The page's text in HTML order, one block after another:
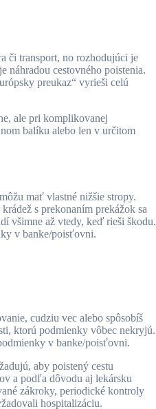
či transport, no rozhodujúci je
náhradou cestovného poistenia.
preukaz“ vyrieši celú
ale pri komplikovanej
balíku alebo len v určitom
mať vlastné nižšie stropy.
s prekonaním prekážok sa
všimne až vtedy, keď rieši škodu.
v banke/poisťovni.
cudziu vec alebo spôsobíš
ktorú podmienky vôbec nekryjú.
v banke/poisťovni.
aby poistený cestu
a podľa dôvodu aj lekársku
zákroky, periodické kontroly
hospitalizáciu.